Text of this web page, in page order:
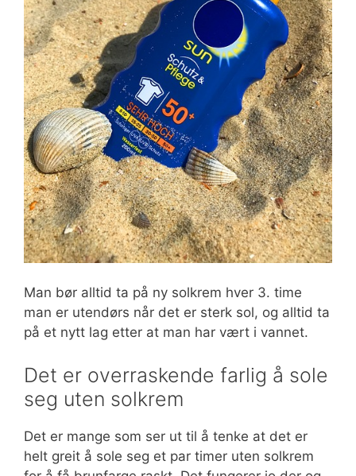
Man bør alltid ta på ny solkrem hver 3. time
man er utendørs når det er sterk sol, og alltid ta
på et nytt lag etter at man har vært i vannet.
Det er overraskende farlig å sole
seg uten solkrem
Det er mange som ser ut til å tenke at det er
helt greit å sole seg et par timer uten solkrem